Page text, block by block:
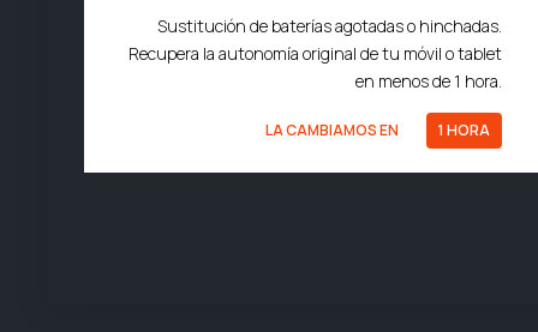
Sustitución de baterías agotadas o hinchadas.
Recupera la autonomía original de tu móvil o tablet
en menos de 1 hora.
LA CAMBIAMOS EN 1 HORA